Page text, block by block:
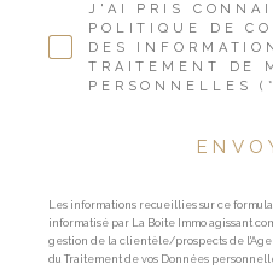
J'AI PRIS
POLITIQUE DE
DES
TRAITEMENT DE
PERSONNELLES
Les informations recueillies sur ce
informatisé par La Boite Immo agissant
gestion de la clientèle/prospects de
du Traitement de vos Données